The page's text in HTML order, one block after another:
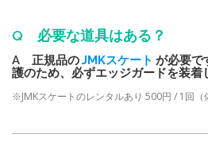
Q 必要な道具はある？
A 正規品のJMKスケート が必要で
護のため、必ずエッジガードを装着
※JMKスケートのレンタルあり 500円 / 1回（